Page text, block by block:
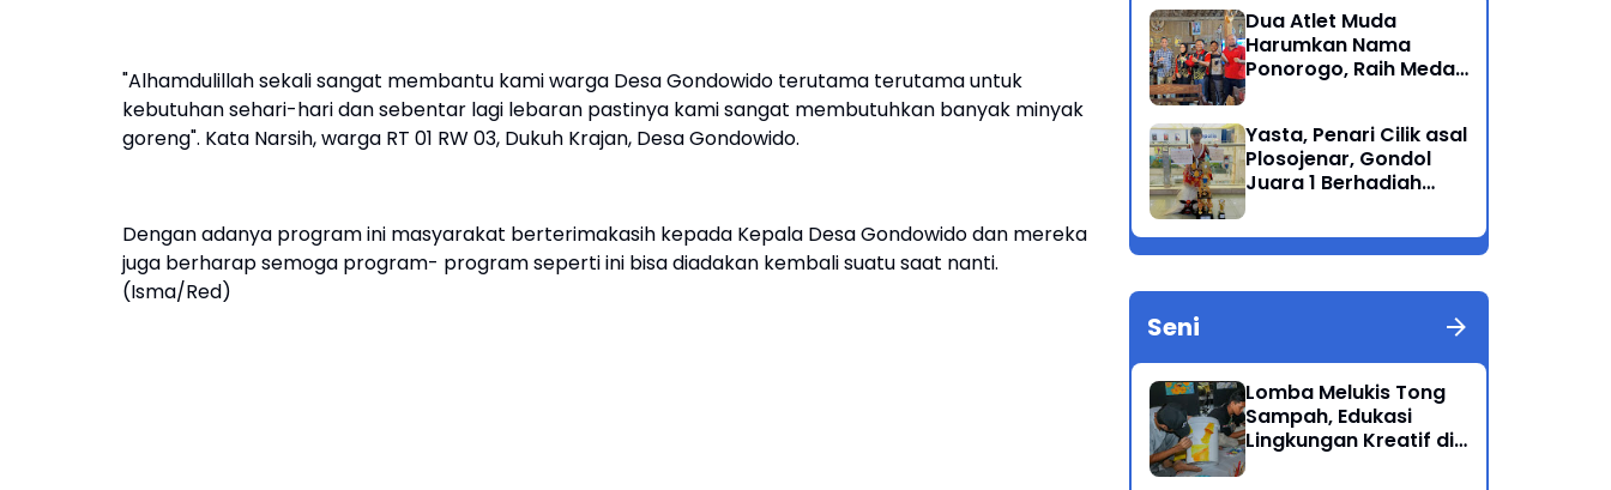
"Alhamdulillah sekali sangat membantu kami warga Desa Gondowido terutama terutama untuk
kebutuhan sehari-hari dan sebentar lagi lebaran pastinya kami sangat membutuhkan banyak minyak
goreng". Kata Narsih, warga RT 01 RW 03, Dukuh Krajan, Desa Gondowido.
Dengan adanya program ini masyarakat berterimakasih kepada Kepala Desa Gondowido dan mereka
juga berharap semoga program- program seperti ini bisa diadakan kembali suatu saat nanti.
(Isma/Red)
Dua Atlet Muda
Harumkan Nama
Ponorogo, Raih Medali
Jatim
Yasta, Penari Cilik asal
Plosojenar, Gondol
Juara 1 Berhadiah
Nusantara 2025
Seni
Lomba Melukis Tong
Sampah, Edukasi
Lingkungan Kreatif di